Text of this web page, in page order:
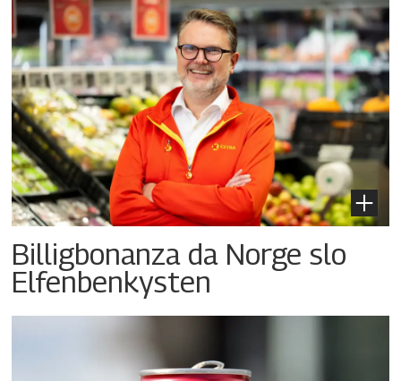
Billigbonanza da Norge slo
Elfenbenkysten